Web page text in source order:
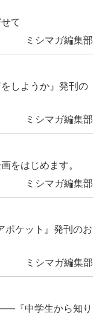
て
ミシマガ編集部
しようか』発刊の
ミシマガ編集部
をはじめます。
ミシマガ編集部
ケット』発刊のお
ミシマガ編集部
『中学生から知り